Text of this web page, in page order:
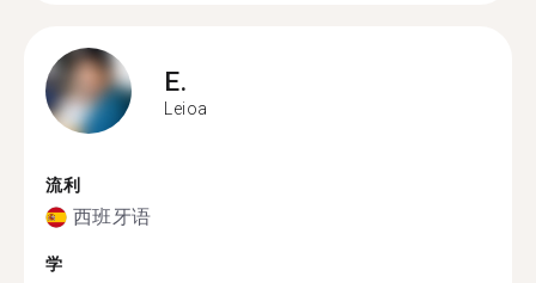
E.
Leioa
流利
西班牙语
学